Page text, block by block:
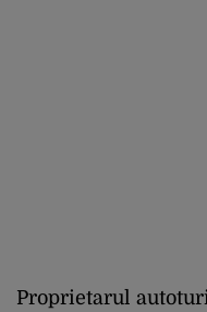
Proprietarul